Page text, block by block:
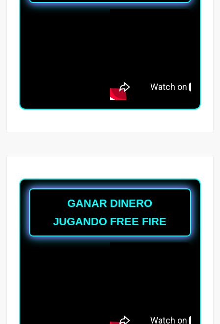
GANAR DINERO
JUGANDO FREE FIRE